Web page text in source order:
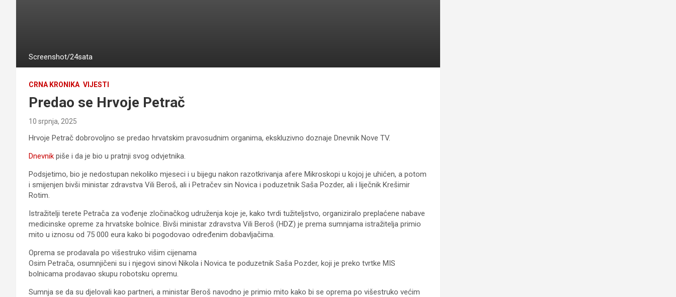
Screenshot/24sata
CRNA KRONIKA VIJESTI
Predao se Hrvoje Petrač
10 srpnja, 2025
Hrvoje Petrač dobrovoljno se predao hrvatskim pravosudnim organima, ekskluzivno doznaje Dnevnik Nove TV.
Dnevnik piše i da je bio u pratnji svog odvjetnika.
Podsjetimo, bio je nedostupan nekoliko mjeseci i u bijegu nakon razotkrivanja afere Mikroskopi u kojoj je uhićen, a potom
i smijenjen bivši ministar zdravstva Vili Beroš, ali i Petračev sin Novica i poduzetnik Saša Pozder, ali i liječnik Krešimir
Rotim.
Istražitelji terete Petrača za vođenje zločinačkog udruženja koje je, kako tvrdi tužiteljstvo, organiziralo preplaćene nabave
medicinske opreme za hrvatske bolnice. Bivši ministar zdravstva Vili Beroš (HDZ) je prema sumnjama istražitelja primio
mito u iznosu od 75 000 eura kako bi pogodovao određenim dobavljačima.
Oprema se prodavala po višestruko višim cijenama
Osim Petrača, osumnjičeni su i njegovi sinovi Nikola i Novica te poduzetnik Saša Pozder, koji je preko tvrtke MIS
bolnicama prodavao skupu robotsku opremu.
Sumnja se da su djelovali kao partneri, a ministar Beroš navodno je primio mito kako bi se oprema po višestruko većim